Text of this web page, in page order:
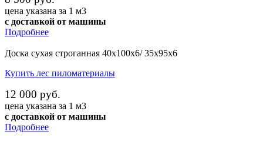
цена указана за 1 м3
с доставкой от машины
Подробнее
Доска сухая строганная 40х100х6/ 35х95х6
Купить лес пиломатериалы
12 000 руб.
цена указана за 1 м3
с доставкой от машины
Подробнее